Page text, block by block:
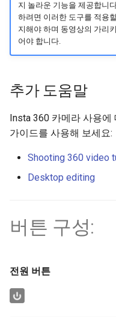
지 놀라운 기능을 제공합니
하려면 이러한 도구를 적용
지해야 하며 동영상의 가리
어야 합니다.
추가 도움말
Insta 360 카메라 사용에
가이드를 사용해 보세요:
Shooting 360 video
Desktop editing
버튼 구성:
전원 버튼